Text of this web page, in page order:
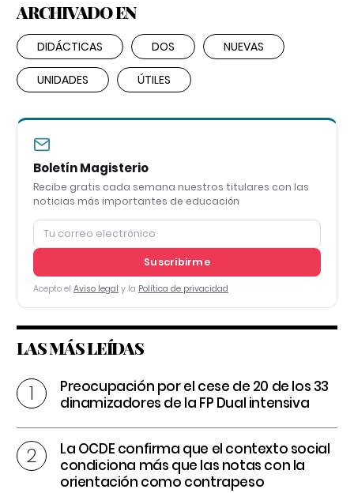
ARCHIVADO EN
DIDÁCTICAS DOS NUEVAS
UNIDADES ÚTILES
Boletín Magisterio
Recibe gratis cada semana nuestros titulares con las
noticias más importantes de educación
Suscribirme
Acepto el Aviso legal y la Política de privacidad
LAS MÁS LEÍDAS
Preocupación por el cese de 20 de los 33
dinamizadores de la FP Dual intensiva
La OCDE confirma que el contexto social
condiciona más que las notas con la
orientación como contrapeso